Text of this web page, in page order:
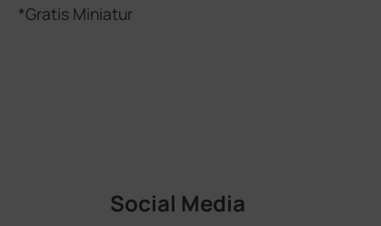
*Gratis Miniatur
Social Media